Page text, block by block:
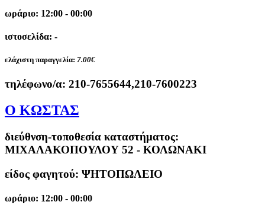
ωράριο: 12:00 - 00:00
ιστοσελίδα: -
ελάχιστη παραγγελία: 7.00€
τηλέφωνο/α: 210-7655644,210-7600223
Ο ΚΩΣΤΑΣ
διεύθνση-τοποθεσία καταστήματος:
ΜΙΧΑΛΑΚΟΠΟΥΛΟΥ 52 - ΚΟΛΩΝΑΚΙ
είδος φαγητού: ΨΗΤΟΠΩΛΕΙΟ
ωράριο: 12:00 - 00:00